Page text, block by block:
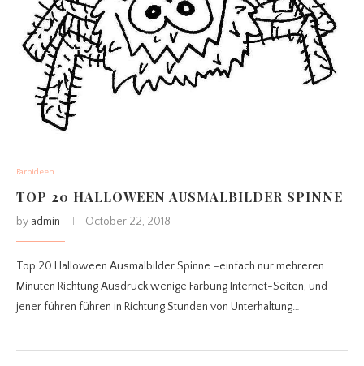
Farbideen
TOP 20 HALLOWEEN AUSMALBILDER SPINNE
by admin October 22, 2018
Top 20 Halloween Ausmalbilder Spinne –einfach nur mehreren
Minuten Richtung Ausdruck wenige Färbung Internet-Seiten, und
jener führen führen in Richtung Stunden von Unterhaltung…